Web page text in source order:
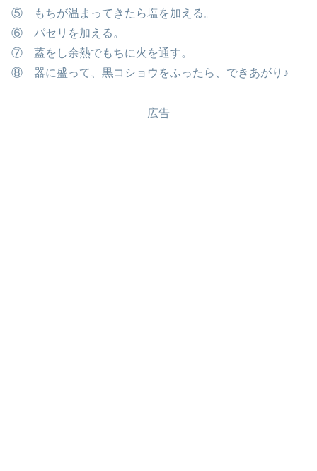
⑤ もちが温まってきたら塩を加える。
⑥ パセリを加える。
⑦ 蓋をし余熱でもちに火を通す。
⑧ 器に盛って、黒コショウをふったら、できあがり♪
広告